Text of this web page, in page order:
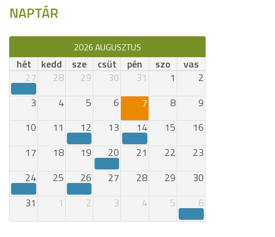
NAPTÁR
2026 AUGUSZTUS
hét kedd sze csüt pén szo
vas
27
28 29 30 31 1
2
3
4 5 6 7 8
9
10
11 12 13 14 15
16
17
18 19 20 21 22
23
24
25 26 27 28 29
30
31
1 2 3 4 5 6